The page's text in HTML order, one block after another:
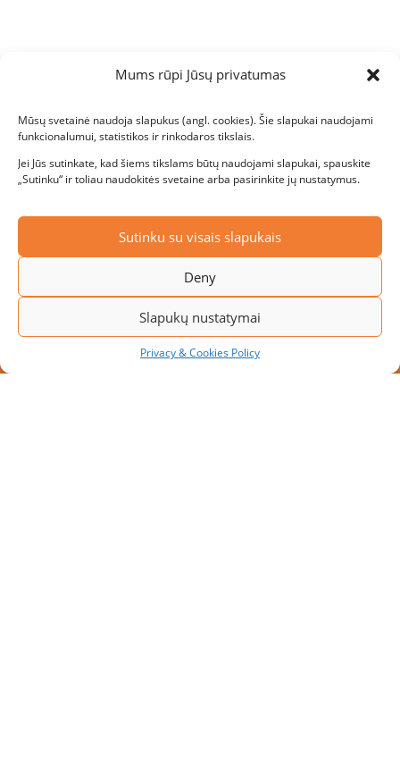
Mums rūpi Jūsų privatumas
Mūsų svetainė naudoja slapukus (angl. cookies). Šie slapukai naudojami
funkcionalumui, statistikos ir rinkodaros tikslais.
Jei Jūs sutinkate, kad šiems tikslams būtų naudojami slapukai, spauskite
„Sutinku“ ir toliau naudokitės svetaine arba pasirinkite jų nustatymus.
Sutinku su visais slapukais
Deny
Slapukų nustatymai
Privacy & Cookies Policy